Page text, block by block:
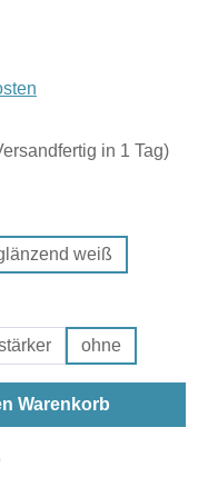
in 1 Tag)
weiß
ohne
Warenkorb